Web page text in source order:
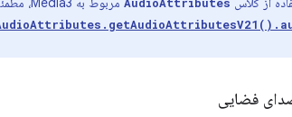
فضایی